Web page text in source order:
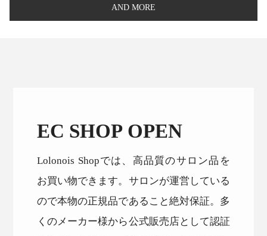
AND MORE
EC SHOP OPEN
Lolonois Shopでは、高品質のサロン品を
お買い物できます。サロンが運営している
ので本物の正規品であること絶対保証。多
くのメーカー様から公式販売店として認証